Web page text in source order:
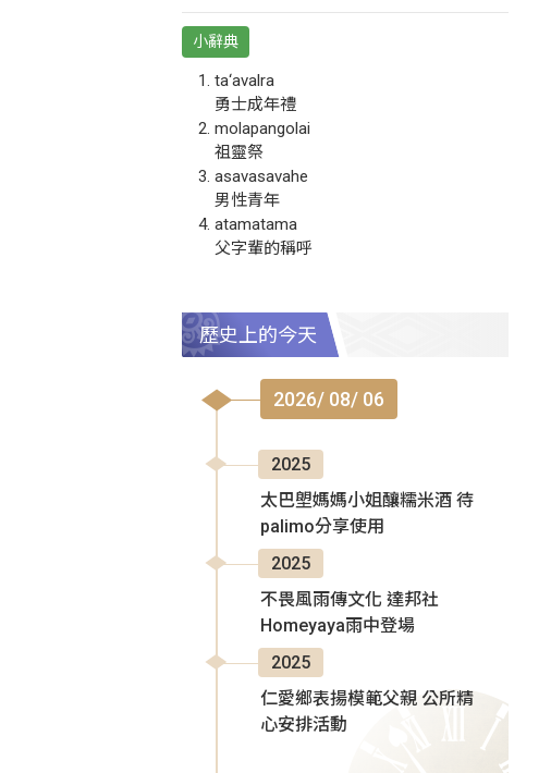
小辭典
ta‘avalra
勇士成年禮
molapangolai
祖靈祭
asavasavahe
男性青年
atamatama
父字輩的稱呼
歷史上的今天
2026/ 08/ 06
2025
太巴塱媽媽小姐釀糯米酒 待
palimo分享使用
2025
不畏風雨傳文化 達邦社
Homeyaya雨中登場
2025
仁愛鄉表揚模範父親 公所精
心安排活動